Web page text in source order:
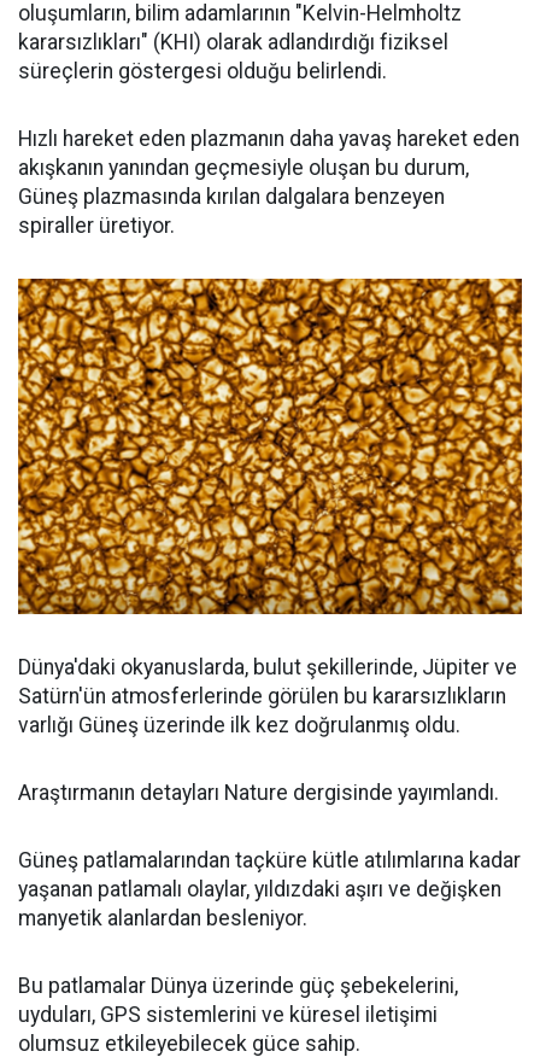
oluşumların, bilim adamlarının "Kelvin-Helmholtz
kararsızlıkları" (KHI) olarak adlandırdığı fiziksel
süreçlerin göstergesi olduğu belirlendi.
Hızlı hareket eden plazmanın daha yavaş hareket eden
akışkanın yanından geçmesiyle oluşan bu durum,
Güneş plazmasında kırılan dalgalara benzeyen
spiraller üretiyor.
Dünya'daki okyanuslarda, bulut şekillerinde, Jüpiter ve
Satürn'ün atmosferlerinde görülen bu kararsızlıkların
varlığı Güneş üzerinde ilk kez doğrulanmış oldu.
Araştırmanın detayları Nature dergisinde yayımlandı.
Güneş patlamalarından taçküre kütle atılımlarına kadar
yaşanan patlamalı olaylar, yıldızdaki aşırı ve değişken
manyetik alanlardan besleniyor.
Bu patlamalar Dünya üzerinde güç şebekelerini,
uyduları, GPS sistemlerini ve küresel iletişimi
olumsuz etkileyebilecek güce sahip.